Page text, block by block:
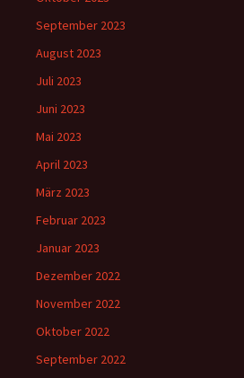
September 2023
August 2023
Juli 2023
Juni 2023
Mai 2023
April 2023
März 2023
Februar 2023
Januar 2023
Dezember 2022
November 2022
Oktober 2022
September 2022